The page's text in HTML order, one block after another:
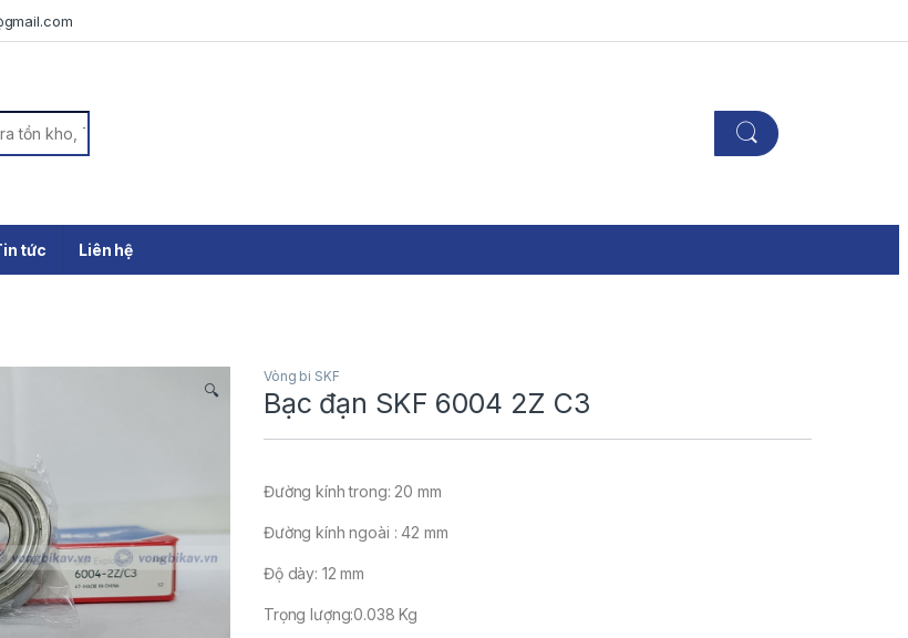
tức Liên hệ
🔍
Vòng bi SKF
Bạc đạn SKF 6004 2Z C3
Đường kính trong: 20 mm
Đường kính ngoài : 42 mm
Độ dày: 12 mm
Trọng lượng:0.038 Kg